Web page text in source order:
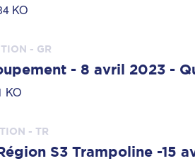
KO
- GR
- 8 avril 2023 -
KO
- TR
S3 Trampoline -15